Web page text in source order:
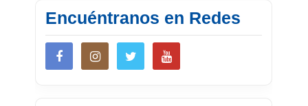
Encuéntranos en Redes